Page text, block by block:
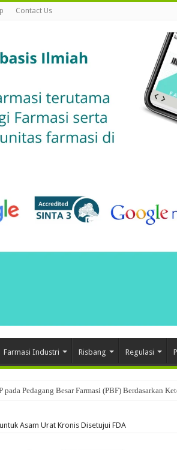
Contact Us
Farmasi Industri Risbang Regulasi
Pedagang Besar Farmasi (PBF) Berdasarkan
Asam Urat Kronis Disetujui FDA